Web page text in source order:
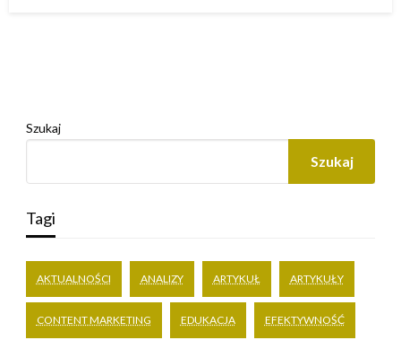
Szukaj
Szukaj
Tagi
AKTUALNOŚCI ANALIZY ARTYKUŁ ARTYKUŁY
CONTENT MARKETING EDUKACJA EFEKTYWNOŚĆ